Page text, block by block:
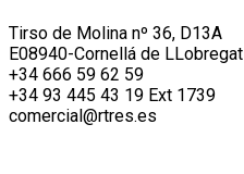
Tirso de Molina nº 36, D13A
E08940-Cornellá de LLobregat
+34 666 59 62 59
+34 93 445 43 19 Ext 1739
comercial@rtres.es